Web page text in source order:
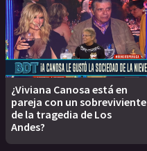
¿Viviana Canosa está en
pareja con un sobreviviente
de la tragedia de Los
Andes?